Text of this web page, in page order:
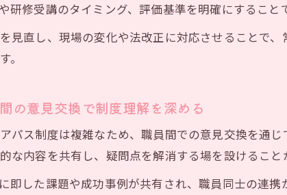
研修受講のタイミング、評価基準を明確にすること
見直し、現場の変化や法改正に対応させることで
の意見交換で制度理解を深める
パス制度は複雑なため、職員間での意見交換を通
な内容を共有し、疑問点を解消する場を設けること
即した課題や成功事例が共有され、職員同士の連